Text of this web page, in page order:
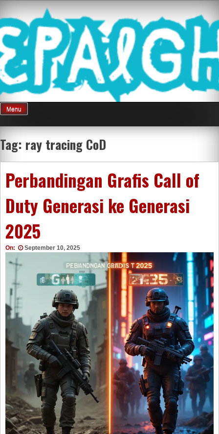
content
Mnepalghopa
Review Game
Terkini Paling
Seluruh Di
Indonesia
Menu
Tag: ray tracing CoD
Perbandingan Grafis Call of
Duty Generasi ke Generasi
2025
On: September 10, 2025